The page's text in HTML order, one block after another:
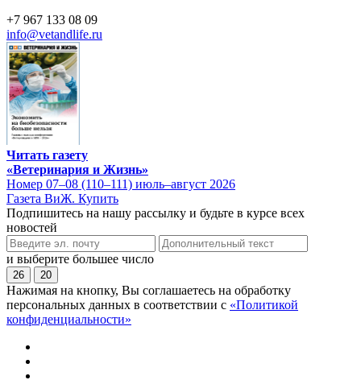
+7 967 133 08 09
info@vetandlife.ru
Читать газету
«Ветеринария и Жизнь»
Номер 07–08 (110–111) июль–август 2026
Газета ВиЖ. Купить
Подпишитесь на нашу рассылку и будьте в курсе всех
новостей
и выберите большее число
26 20
Нажимая на кнопку, Вы соглашаетесь на обработку
персональных данных в соответствии с «Политикой
конфиденциальности»